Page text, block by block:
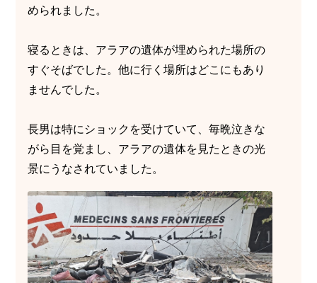
められました。
寝るときは、アラアの遺体が埋められた場所の
すぐそばでした。他に行く場所はどこにもあり
ませんでした。
長男は特にショックを受けていて、毎晩泣きな
がら目を覚まし、アラアの遺体を見たときの光
景にうなされていました。